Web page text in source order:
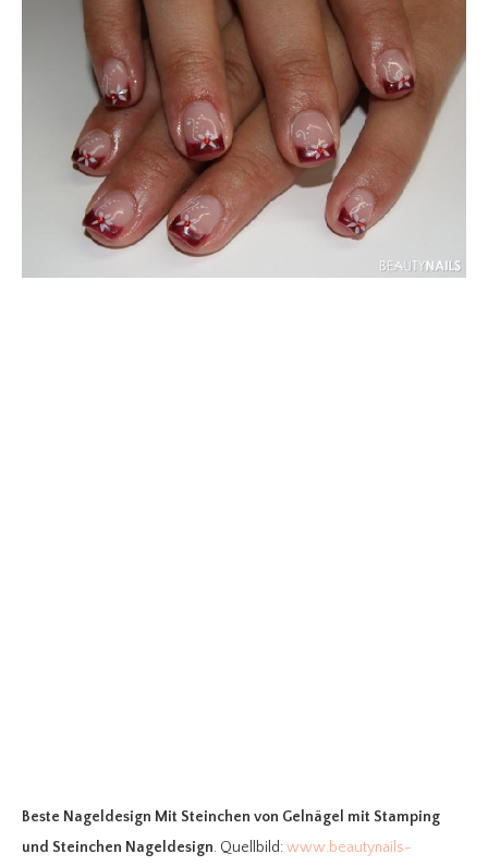
Beste Nageldesign Mit Steinchen von Gelnägel mit Stamping
und Steinchen Nageldesign. Quellbild:www.beautynails-